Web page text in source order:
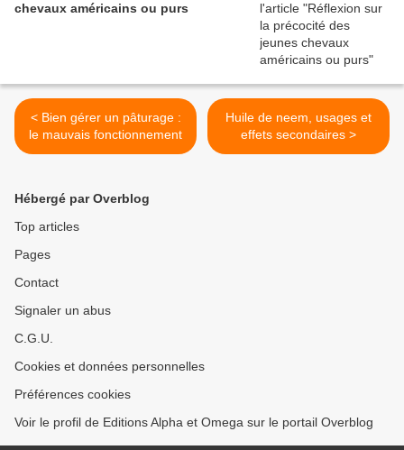
chevaux américains ou purs
< Bien gérer un pâturage :
le mauvais fonctionnement
Huile de neem, usages et
effets secondaires >
Hébergé par Overblog
Top articles
Pages
Contact
Signaler un abus
C.G.U.
Cookies et données personnelles
Préférences cookies
Voir le profil de Editions Alpha et Omega sur le portail Overblog